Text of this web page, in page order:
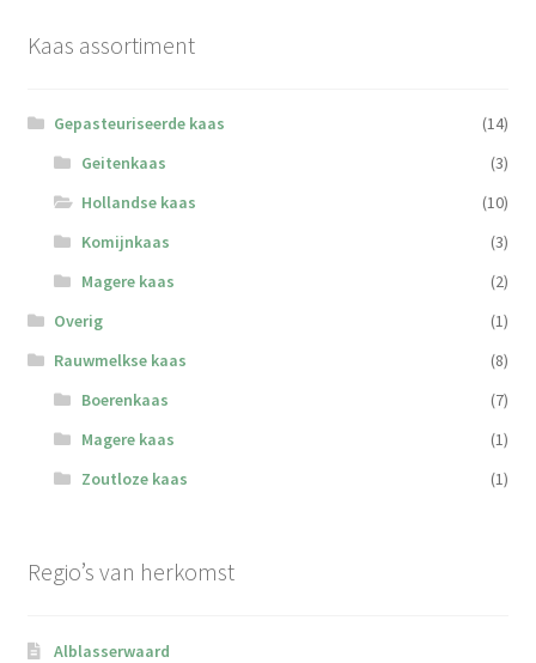
productpagina
Kaas assortiment
Gepasteuriseerde kaas
(14)
Geitenkaas
(3)
Hollandse kaas
(10)
Komijnkaas
(3)
Magere kaas
(2)
Overig
(1)
Rauwmelkse kaas
(8)
Boerenkaas
(7)
Magere kaas
(1)
Zoutloze kaas
(1)
Regio’s van herkomst
Alblasserwaard